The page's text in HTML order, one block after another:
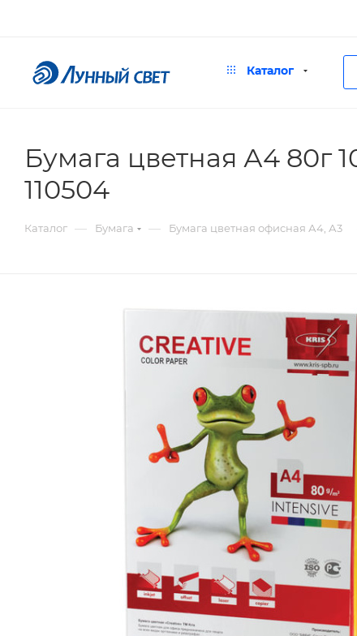
Каталог
Бумага цветная А4 80г
110504
Каталог — Бумага — Бумага цветная офисная А4, А3